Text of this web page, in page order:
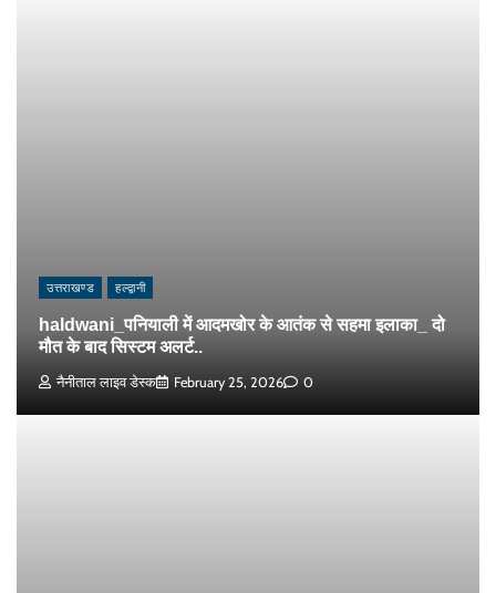
उत्तराखण्ड हल्द्वानी
haldwani_पनियाली में आदमखोर के आतंक से सहमा इलाका_ दो
मौत के बाद सिस्टम अलर्ट..
नैनीताल लाइव डेस्क February 25, 2026 0